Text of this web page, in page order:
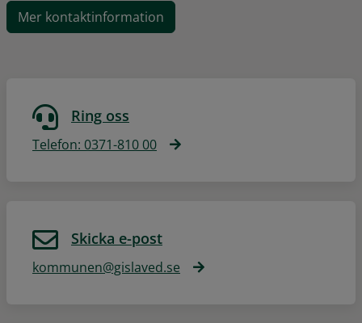
Mer kontaktinformation
Ring oss
Telefon: 0371-810 00
Skicka e-post
kommunen@gislaved.se